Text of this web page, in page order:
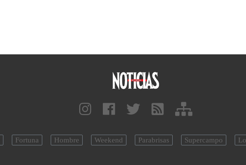
Fortuna Hombre Weekend Parabrisas Supercampo